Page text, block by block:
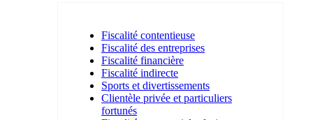
Fiscalité contentieuse
Fiscalité des entreprises
Fiscalité financière
Fiscalité indirecte
Sports et divertissements
Clientèle privée et particuliers
fortunés